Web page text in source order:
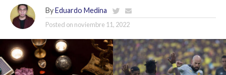
By Eduardo Medina
Posted on noviembre 11, 2022